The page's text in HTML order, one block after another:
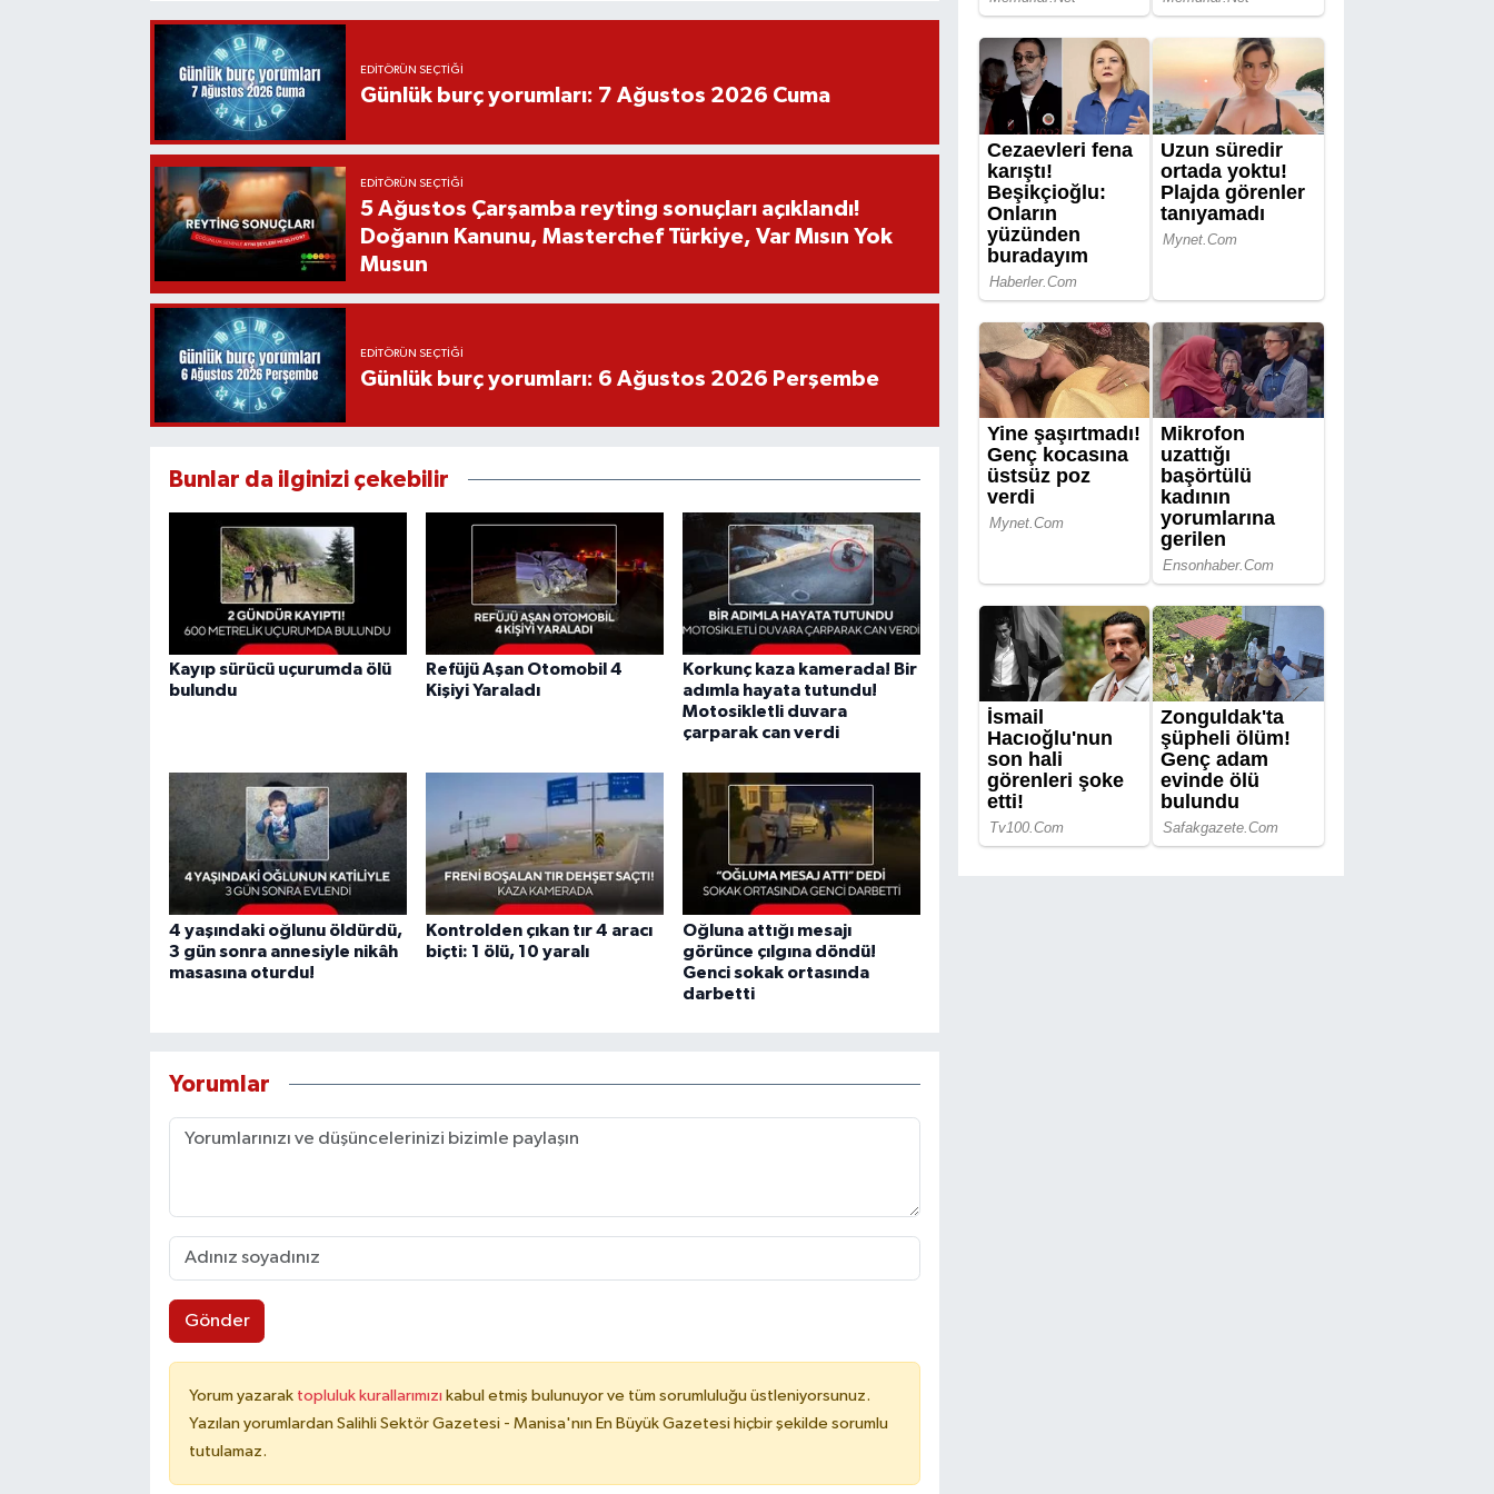
EDITÖRÜN SEÇTIĞI
Günlük burç yorumları: 7 Ağustos 2026 Cuma
EDITÖRÜN SEÇTIĞI
5 Ağustos Çarşamba reyting sonuçları açıklandı!
Doğanın Kanunu, Masterchef Türkiye, Var Mısın Yok
Musun
EDITÖRÜN SEÇTIĞI
Günlük burç yorumları: 6 Ağustos 2026 Perşembe
Bunlar da ilginizi çekebilir
Kayıp sürücü uçurumda ölü
bulundu
Refüjü Aşan Otomobil 4
Kişiyi Yaraladı
Korkunç kaza kamerada! Bir
adımla hayata tutundu!
Motosikletli duvara
çarparak can verdi
4 yaşındaki oğlunu öldürdü,
3 gün sonra annesiyle nikâh
masasına oturdu!
Kontrolden çıkan tır 4 aracı
biçti: 1 ölü, 10 yaralı
Oğluna attığı mesajı
görünce çılgına döndü!
Genci sokak ortasında
darbetti
Yorumlar
Gönder
Yorum yazarak topluluk kurallarımızı kabul etmiş bulunuyor ve tüm sorumluluğu üstleniyorsunuz.
Yazılan yorumlardan Salihli Sektör Gazetesi - Manisa'nın En Büyük Gazetesi hiçbir şekilde sorumlu
tutulamaz.